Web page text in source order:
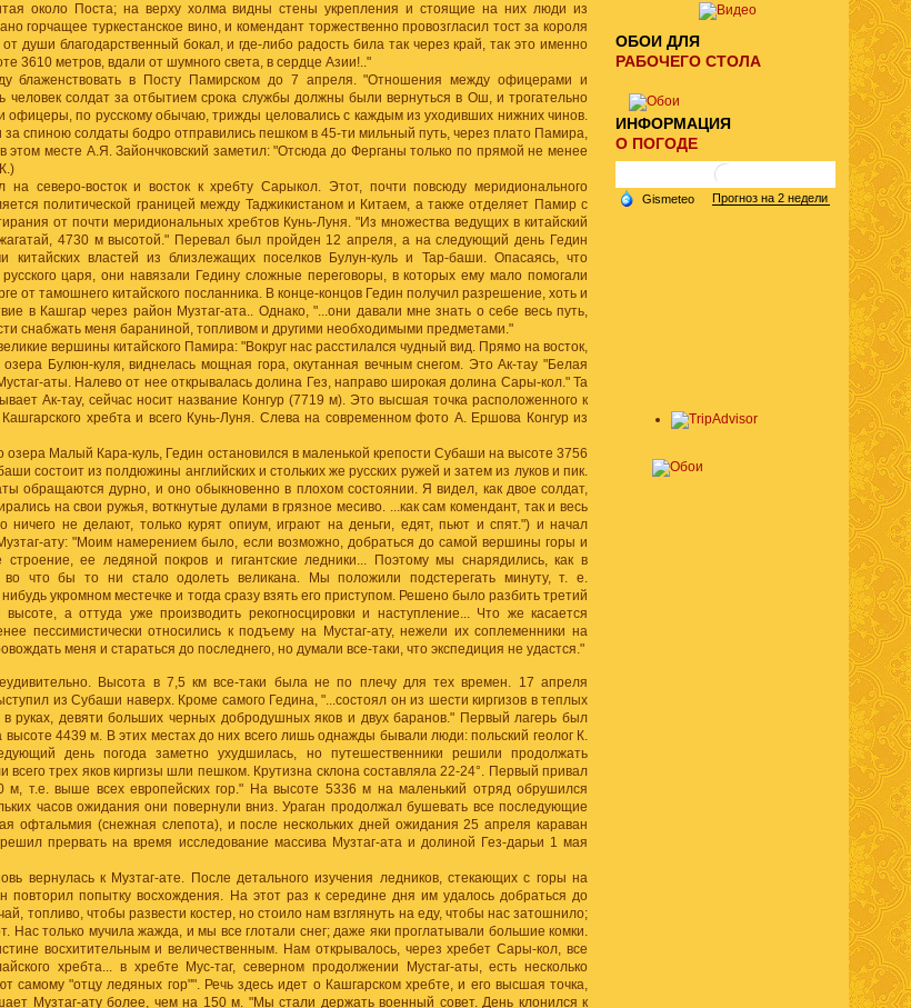
около Поста; на верху холма видны стены укрепления и стоящие на них люди из
горчащее туркестанское вино, и комендант торжественно провозгласил тост за короля
души благодарственный бокал, и где-либо радость била так через край, так это именно
3610 метров, вдали от шумного света, в сердце Азии!.."
блаженствовать в Посту Памирском до 7 апреля. "Отношения между офицерами и
человек солдат за отбытием срока службы должны были вернуться в Ош, и трогательно
офицеры, по русскому обычаю, трижды целовались с каждым из уходивших нижних чинов.
спиною солдаты бодро отправились пешком в 45-ти мильный путь, через плато Памира,
этом месте А.Я. Зайончковский заметил: "Отсюда до Ферганы только по прямой не менее
на северо-восток и восток к хребту Сарыкол. Этот, почти повсюду меридионального
политической границей между Таджикистаном и Китаем, а также отделяет Памир с
от почти меридиональных хребтов Кунь-Луня. "Из множества ведущих в китайский
4730 м высотой." Перевал был пройден 12 апреля, а на следующий день Гедин
китайских властей из близлежащих поселков Булун-куль и Тар-баши. Опасаясь, что
царя, они навязали Гедину сложные переговоры, в которых ему мало помогали
от тамошнего китайского посланника. В конце-концов Гедин получил разрешение, хоть и
в Кашгар через район Музтаг-ата.. Однако, "...они давали мне знать о себе весь путь,
снабжать меня бараниной, топливом и другими необходимыми предметами."
вершины китайского Памира: "Вокруг нас расстилался чудный вид. Прямо на восток,
озера Булюн-куля, виднелась мощная гора, окутанная вечным снегом. Это Ак-тау "Белая
аты. Налево от нее открывалась долина Гез, направо широкая долина Сары-кол." Та
Ак-тау, сейчас носит название Конгур (7719 м). Это высшая точка расположенного к
хребта и всего Кунь-Луня. Слева на современном фото А. Ершова Конгур из
озера Малый Кара-куль, Гедин остановился в маленькой крепости Субаши на высоте 3756
состоит из полдюжины английских и стольких же русских ружей и затем из луков и пик.
обращаются дурно, и оно обыкновенно в плохом состоянии. Я видел, как двое солдат,
на свои ружья, воткнутые дулами в грязное месиво. ...как сам комендант, так и весь
ничего не делают, только курят опиум, играют на деньги, едят, пьют и спят.") и начал
ату: "Моим намерением было, если возможно, добраться до самой вершины горы и
строение, ее ледяной покров и гигантские ледники... Поэтому мы снарядились, как в
что бы то ни стало одолеть великана. Мы положили подстерегать минуту, т. е.
укромном местечке и тогда сразу взять его приступом. Решено было разбить третий
а оттуда уже производить рекогносцировки и наступление... Что же касается
пессимистически относились к подъему на Мустаг-ату, нежели их соплеменники на
меня и стараться до последнего, но думали все-таки, что экспедиция не удастся."
Высота в 7,5 км все-таки была не по плечу для тех времен. 17 апреля
из Субаши наверх. Кроме самого Гедина, "...состоял он из шести киргизов в теплых
в руках, девяти больших черных добродушных яков и двух баранов." Первый лагерь был
4439 м. В этих местах до них всего лишь однажды бывали люди: польский геолог К.
день погода заметно ухудшилась, но путешественники решили продолжать
всего трех яков киргизы шли пешком. Крутизна склона составляла 22-24°. Первый привал
м, т.е. выше всех европейских гор." На высоте 5336 м на маленький отряд обрушился
часов ожидания они повернули вниз. Ураган продолжал бушевать все последующие
офтальмия (снежная слепота), и после нескольких дней ожидания 25 апреля караван
прервать на время исследование массива Музтаг-ата и долиной Гез-дарьи 1 мая
вернулась к Музтаг-ате. После детального изучения ледников, стекающих с горы на
повторил попытку восхождения. На этот раз к середине дня им удалось добраться до
топливо, чтобы развести костер, но стоило нам взглянуть на еду, чтобы нас затошнило;
Нас только мучила жажда, и мы все глотали снег; даже яки проглатывали большие комки.
восхитительным и величественным. Нам открывалось, через хребет Сары-кол, все
хребта... в хребте Мус-таг, северном продолжении Мустаг-аты, есть несколько
самому "отцу ледяных гор"". Речь здесь идет о Кашгарском хребте, и его высшая точка,
Музтаг-ату более, чем на 150 м. "Мы стали держать военный совет. День клонился к
ОБОИ ДЛЯ
РАБОЧЕГО СТОЛА
ИНФОРМАЦИЯ
О ПОГОДЕ